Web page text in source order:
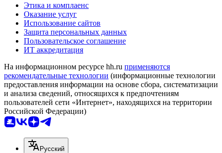
Этика и комплаенс
Оказание услуг
Использование сайтов
Защита персональных данных
Пользовательское соглашение
ИТ аккредитация
На информационном ресурсе hh.ru применяются
рекомендательные технологии (информационные технологии
предоставления информации на основе сбора, систематизации
и анализа сведений, относящихся к предпочтениям
пользователей сети «Интернет», находящихся на территории
Российской Федерации)
Русский